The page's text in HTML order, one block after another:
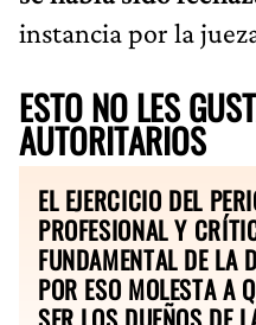
instancia por la
ESTO NO LES
AUTORITARIOS
EL EJERCICIO DEL
PROFESIONAL Y
FUNDAMENTAL DE LA
POR ESO MOLESTA A